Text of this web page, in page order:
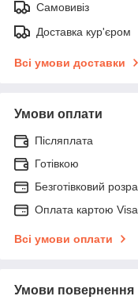
Самовивіз
Доставка кур'єром
Всі умови доставки
Умови оплати
Післяплата
Готівкою
Безготівковий
Оплата картою
Всі умови оплати
Умови повернення